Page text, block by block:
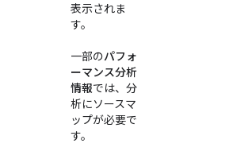
表示されま
す。
一部のパフォ
ーマンス分析
情報では、分
析にソースマ
ップが必要で
す。